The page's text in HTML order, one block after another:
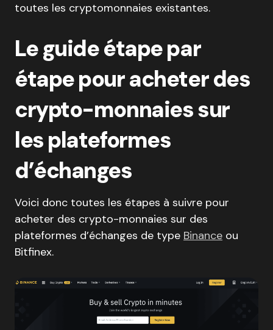
toutes les cryptomonnaies existantes.
Le guide étape par
étape pour acheter des
crypto-monnaies sur
les plateformes
d’échanges
Voici donc toutes les étapes à suivre pour
acheter des crypto-monnaies sur des
plateformes d’échanges de type Binance ou
Bitfinex.